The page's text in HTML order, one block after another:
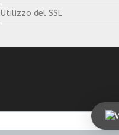
Utilizzo del SSL